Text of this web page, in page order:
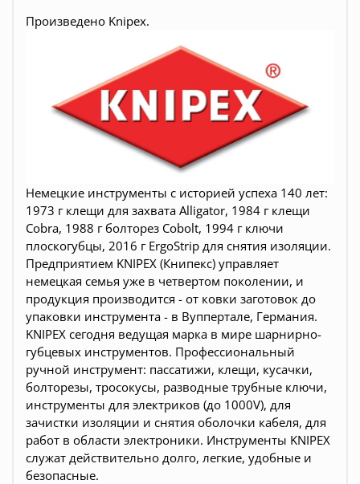
Произведено Knipex.
Немецкие инструменты c историей успеха 140 лет:
1973 г клещи для захвата Alligator, 1984 г клещи
Cobra, 1988 г болторез Cobolt, 1994 г ключи
плоскогубцы, 2016 г ErgoStrip для снятия изоляции.
Предприятием KNIPEX (Книпекс) управляет
немецкая семья уже в четвертом поколении, и
продукция производится - от ковки заготовок до
упаковки инструмента - в Вуппертале, Германия.
KNIPEX сегодня ведущая марка в мире шарнирно-
губцевых инструментов. Профессиональный
ручной инструмент: пассатижи, клещи, кусачки,
болторезы, тросокусы, разводные трубные ключи,
инструменты для электриков (до 1000V), для
зачистки изоляции и снятия оболочки кабеля, для
работ в области электроники. Инструменты KNIPEX
служат действительно долго, легкие, удобные и
безопасные.